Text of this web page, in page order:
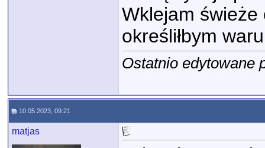
Wklejam świeże
określiłbym
Ostatnio edytowane
10.05.2023, 09:21
matjas